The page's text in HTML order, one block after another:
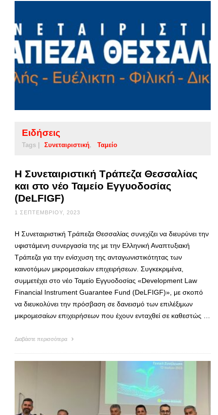
Ειδήσεις
Tags | Συνεταιριστική Ταμείο
Η Συνεταιριστική Τράπεζα Θεσσαλίας
και στο νέο Ταμείο Εγγυοδοσίας
(DeLFIGF)
1 ΣΕΠΤΕΜΒΡΊΟΥ, 2023
Η Συνεταιριστική Τράπεζα Θεσσαλίας συνεχίζει να διευρύνει την
υφιστάμενη συνεργασία της με την Ελληνική Αναπτυξιακή
Τράπεζα για την ενίσχυση της ανταγωνιστικότητας των
καινοτόμων μικρομεσαίων επιχειρήσεων. Συγκεκριμένα,
συμμετέχει στο νέο Ταμείο Εγγυοδοσίας «Development Law
Financial Instrument Guarantee Fund (DeLFIGF)», με σκοπό
να διευκολύνει την πρόσβαση σε δανεισμό των επιλέξιμων
μικρομεσαίων επιχειρήσεων που έχουν ενταχθεί σε καθεστώς …
Διαβάστε περισσότερα